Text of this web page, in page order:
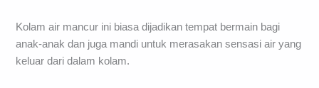
Kolam air mancur ini biasa dijadikan tempat bermain bagi
anak-anak dan juga mandi untuk merasakan sensasi air yang
keluar dari dalam kolam.